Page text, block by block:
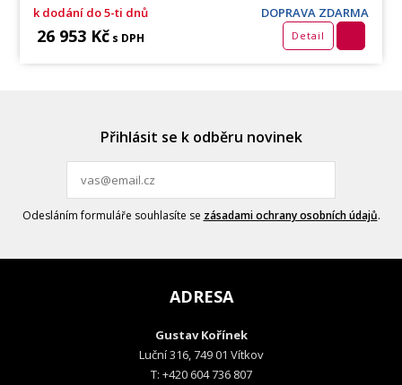
k dodání do 5-ti dnů DOPRAVA ZDARMA
26 953 Kč s DPH Detail
Přihlásit se k odběru novinek
Odesláním formuláře souhlasíte se zásadami ochrany osobních údajů.
ADRESA
Gustav Kořínek
Luční 316, 749 01 Vítkov
T: +420 604 736 807